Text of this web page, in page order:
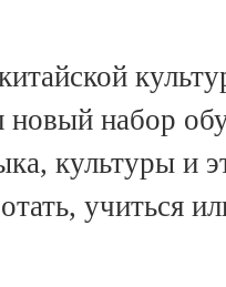
новый набор
культуры и
учиться